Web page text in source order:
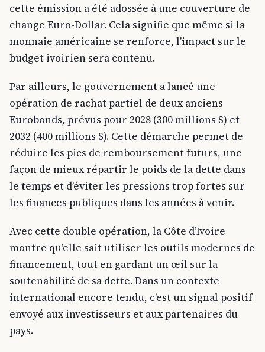
cette émission a été adossée à une couverture de
change Euro-Dollar. Cela signifie que même si la
monnaie américaine se renforce, l’impact sur le
budget ivoirien sera contenu.
Par ailleurs, le gouvernement a lancé une
opération de rachat partiel de deux anciens
Eurobonds, prévus pour 2028 (300 millions $) et
2032 (400 millions $). Cette démarche permet de
réduire les pics de remboursement futurs, une
façon de mieux répartir le poids de la dette dans
le temps et d’éviter les pressions trop fortes sur
les finances publiques dans les années à venir.
Avec cette double opération, la Côte d’Ivoire
montre qu’elle sait utiliser les outils modernes de
financement, tout en gardant un œil sur la
soutenabilité de sa dette. Dans un contexte
international encore tendu, c’est un signal positif
envoyé aux investisseurs et aux partenaires du
pays.